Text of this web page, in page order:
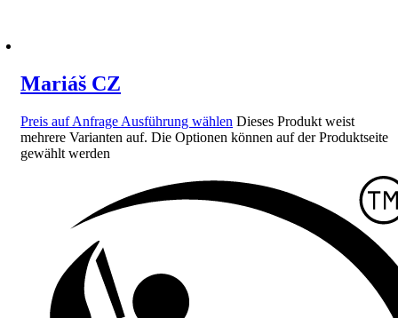
Mariáš CZ
Preis auf Anfrage Ausführung wählen Dieses Produkt weist
mehrere Varianten auf. Die Optionen können auf der Produktseite
gewählt werden